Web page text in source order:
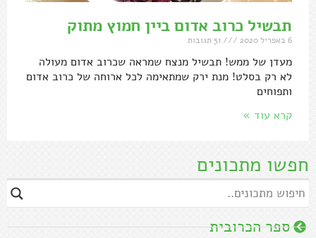
חפשו מתכונים
ספר הכרובית
תבשיל כרוב אדום ביין חמוץ מתוק
6 באפריל 2020
מעדן של ממש! תבשיל מנצח שמראה שכרוב אדום מעולה
לא רק בסלט! מנת ירק שמתאימה לכל ארוחה של כרוב אדום
ותפוחים
קרא עוד »